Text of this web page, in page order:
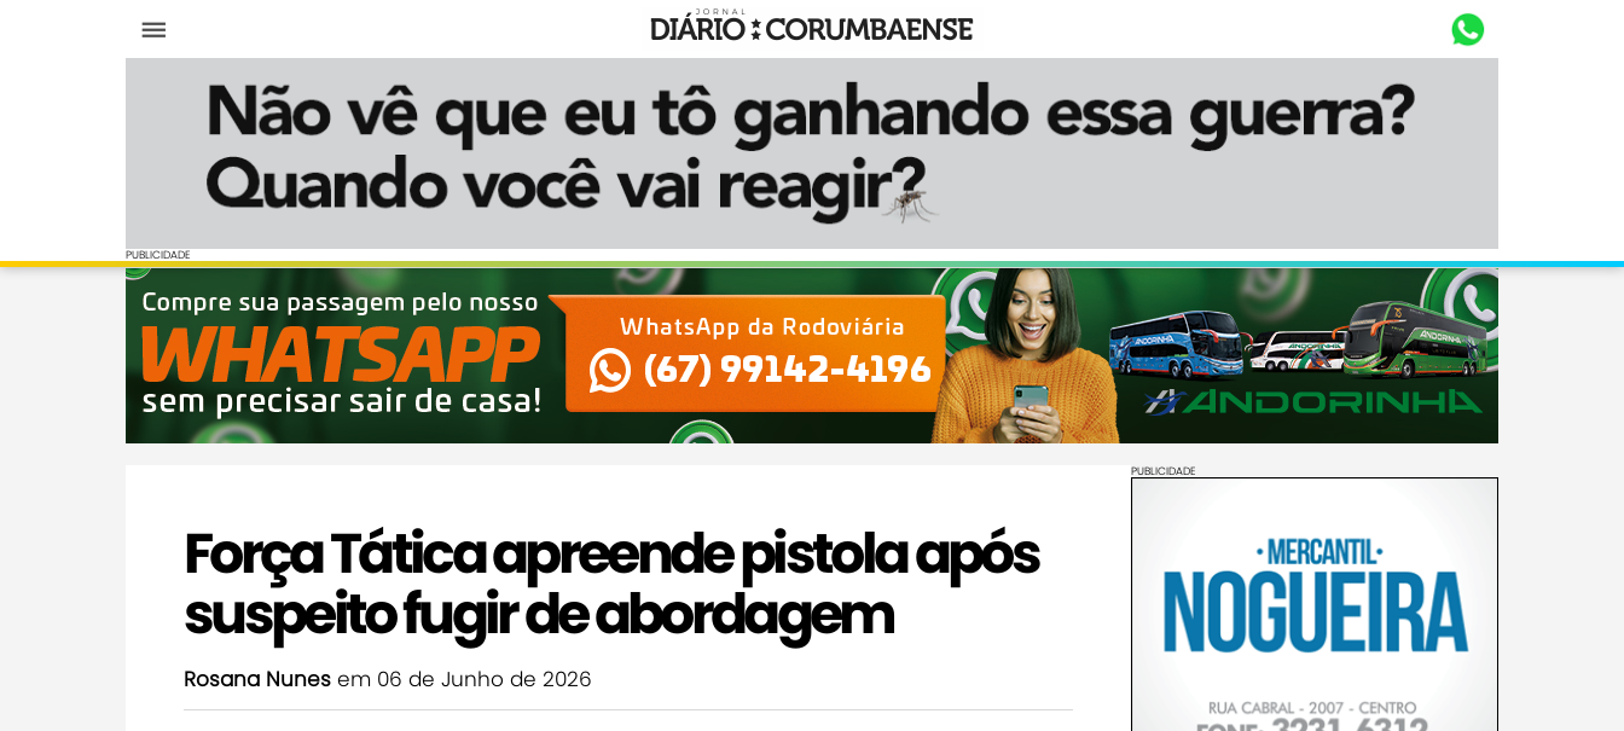
Diário Corumbaense
PUBLICIDADE
PUBLICIDADE
Força Tática apreende pistola após
suspeito fugir de abordagem
Rosana Nunes em 06 de Junho de 2026
PUBLICIDADE